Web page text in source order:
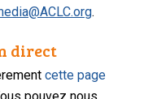
.
direct
cette page